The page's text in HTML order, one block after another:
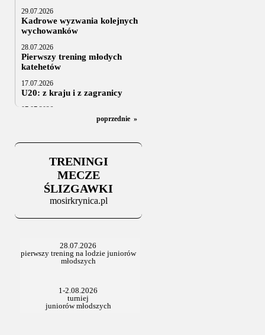
29.07.2026
Kadrowe wyzwania kolejnych
wychowanków
28.07.2026
Pierwszy trening młodych
katehetów
17.07.2026
U20: z kraju i z zagranicy
07.07.2026
Za trzy tygodnie na lód
Stowarzyszenie po Walnym
poprzednie »
TRENINGI
MECZE
ŚLIZGAWKI
mosirkrynica.pl